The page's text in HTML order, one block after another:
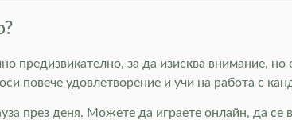
предизвикателно, за да изисква внимание,
повече удовлетворение и учи на работа с
през деня. Можете да играете онлайн, да се